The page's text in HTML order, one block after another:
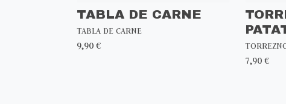
TABLA DE CARNE
TABLA DE CARNE
9,90 €
7,90 €